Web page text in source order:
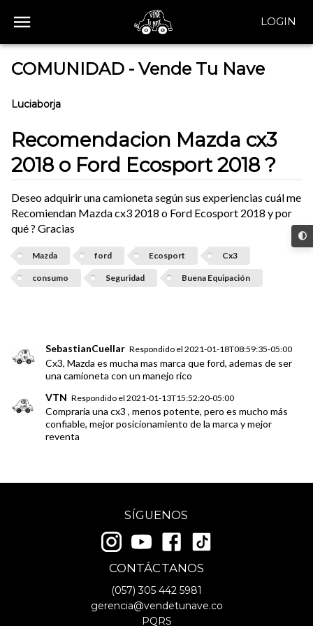
LOGIN
COMUNIDAD - Vende Tu Nave
Luciaborja
Recomendacion Mazda cx3
2018 o Ford Ecosport 2018 ?
Deseo adquirir una camioneta según sus experiencias cuál me
Recomiendan Mazda cx3 2018 o Ford Ecosport 2018 y por
qué ? Gracias
Mazda ford Ecosport Cx3
consumo Seguridad Buena Equipación
SebastianCuellar Respondido el2021-01-18T08:59:35-05:00
Cx3, Mazda es mucha mas marca que ford, ademas de ser
una camioneta con un manejo rico
VTN Respondido el2021-01-13T15:52:20-05:00
Compraria una cx3 , menos potente, pero es mucho más
confiable, mejor posicionamiento de la marca y mejor
reventa
SÍGUENOS
CONTÁCTANOS
(057)305 442 5981
gerencia@vendetunave.co
PQRS